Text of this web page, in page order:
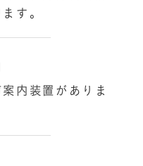
す。
内装置がありま